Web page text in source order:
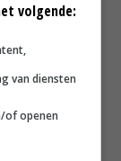
gaat
top
volgende:
van diensten
of openen